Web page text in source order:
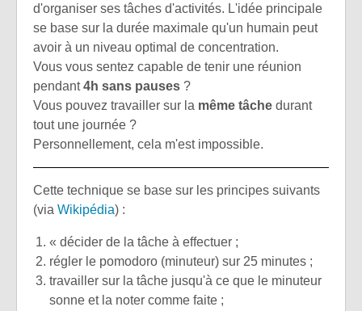
d'organiser ses tâches d'activités. L'idée principale
se base sur la durée maximale qu'un humain peut
avoir à un niveau optimal de concentration.
Vous vous sentez capable de tenir une réunion
pendant4h sans pauses ?
Vous pouvez travailler sur la même tâche durant
tout une journée ?
Personnellement, cela m'est impossible.
Cette technique se base sur les principes suivants
(via Wikipédia) :
« décider de la tâche à effectuer ;
régler le pomodoro (minuteur) sur 25 minutes ;
travailler sur la tâche jusqu'à ce que le minuteur
sonne et la noter comme faite ;